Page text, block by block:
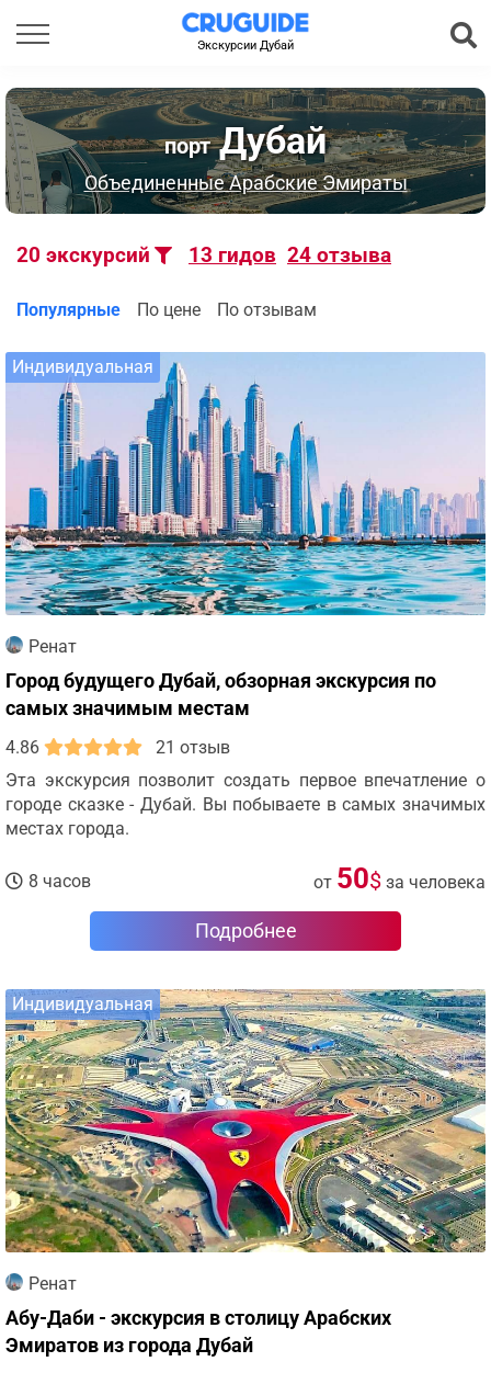
Экскурсии Дубай
портДубай
Объединенные Арабские Эмираты
20 экскурсий 13 гидов 24 отзыва
Популярные По цене По отзывам
Индивидуальная
Ренат
Город будущего Дубай, обзорная экскурсия по
самых значимым местам
4.86
21 отзыв
Эта экскурсия позволит создать первое впечатление о
городе сказке - Дубай. Вы побываете в самых значимых
местах города.
8 часов от 50$ за человека
Подробнее
Индивидуальная
Ренат
Абу-Даби - экскурсия в столицу Арабских
Эмиратов из города Дубай